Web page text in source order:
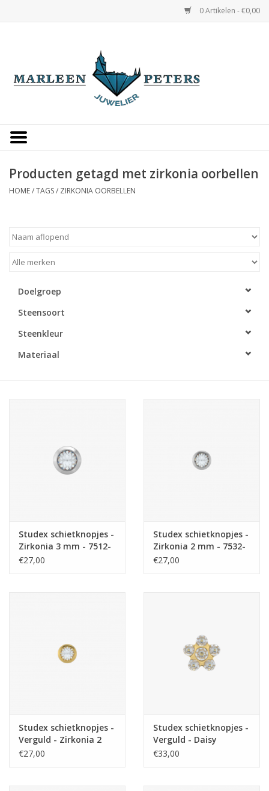
0 Artikelen - €0,00
Occasions
Overige
Merken
Cadeaukaarten
Producten getagd met zirkonia oorbellen
HOME/TAGS/ ZIRKONIA OORBELLEN
Doelgroep
Steensoort
Steenkleur
Materiaal
Studex schietknopjes -
Zirkonia 3 mm - 7512-
0204 (142)
€27,00
Studex schietknopjes -
Zirkonia 2 mm - 7532-
0204 (140)
€27,00
Studex schietknopjes -
Verguld - Zirkonia 2
mm - 7531-0204 (139)
€27,00
Studex schietknopjes -
Verguld - Daisy
Zirkonia Kristal - 7512-
€33,00